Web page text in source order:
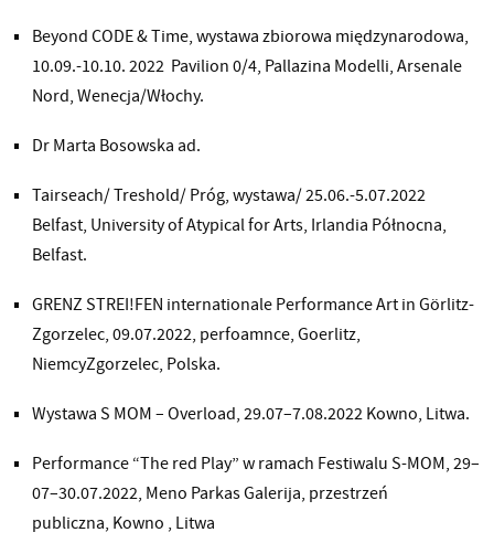
Beyond CODE & Time, wystawa zbiorowa międzynarodowa,
10.09.-10.10. 2022 Pavilion 0/4, Pallazina Modelli, Arsenale
Nord, Wenecja/Włochy.
Dr Marta Bosowska ad.
Tairseach/ Treshold/ Próg, wystawa/ 25.06.-5.07.2022
Belfast, University of Atypical for Arts, Irlandia Północna,
Belfast.
GRENZ STREI!FEN internationale Performance Art in Görlitz-
Zgorzelec, 09.07.2022, perfoamnce, Goerlitz,
NiemcyZgorzelec, Polska.
Wystawa S MOM – Overload, 29.07–7.08.2022 Kowno, Litwa.
Performance “The red Play” w ramach Festiwalu S-MOM, 29–
07–30.07.2022, Meno Parkas Galerija, przestrzeń
publiczna, Kowno , Litwa